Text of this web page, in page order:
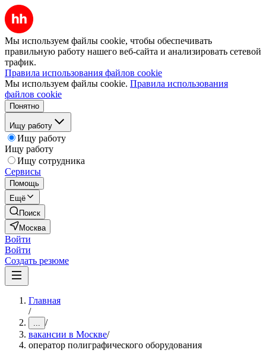
Мы используем файлы cookie, чтобы обеспечивать
правильную работу нашего веб-сайта и анализировать сетевой
трафик.
Правила использования файлов cookie
Мы используем файлы cookie. Правила использования
файлов cookie
Понятно
Ищу работу
Ищу работу
Ищу работу
Ищу сотрудника
Сервисы
Помощь
Ещё
Поиск
Москва
Войти
Войти
Создать резюме
Главная
/
... /
вакансии в Москве/
оператор полиграфического оборудования